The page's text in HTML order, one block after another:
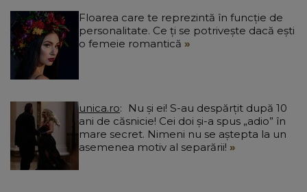
Floarea care te reprezintă în funcție de
personalitate. Ce ți se potrivește dacă ești
o femeie romantică
unica.ro
ani de căsnicie! Cei doi și-a spus „adio” în
mare secret. Nimeni nu se aștepta la un
asemenea motiv al separării!